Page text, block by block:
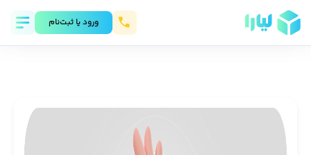
ورود يا ثبت‌نام